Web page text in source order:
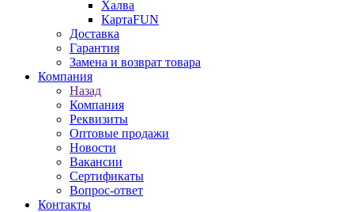
Халва
КартаFUN
Доставка
Гарантия
Замена и возврат товара
Компания
Назад
Компания
Реквизиты
Оптовые продажи
Новости
Вакансии
Сертификаты
Вопрос-ответ
Контакты